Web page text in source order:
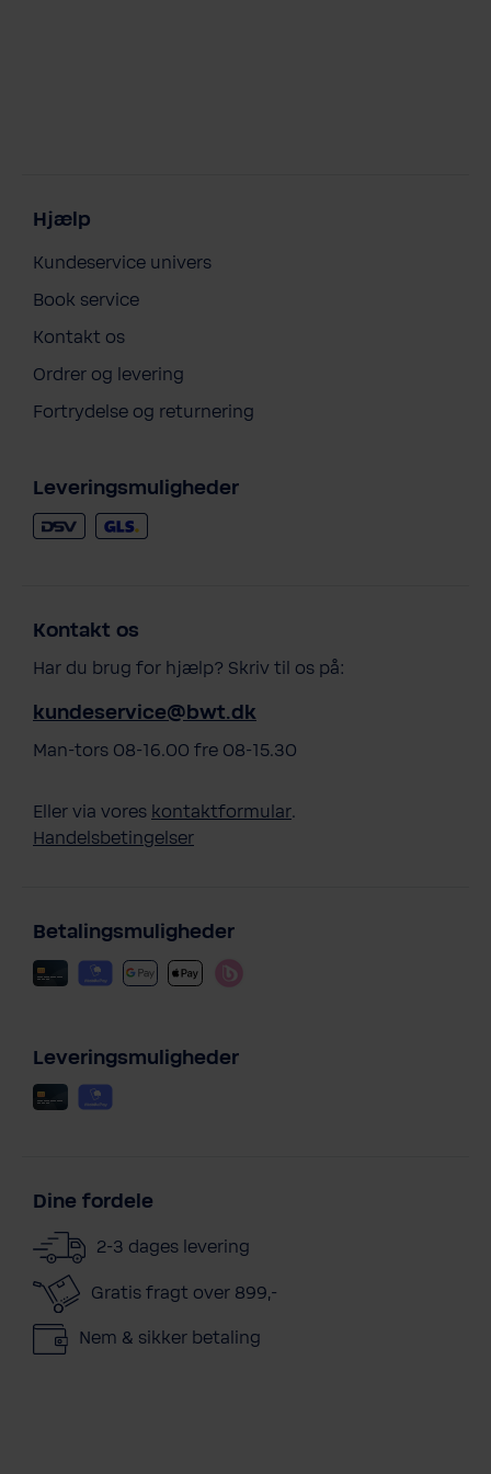
Hjælp
Kundeservice univers
Book service
Kontakt os
Ordrer og levering
Fortrydelse og returnering
Leveringsmuligheder
Kontakt os
Har du brug for hjælp? Skriv til os på:
kundeservice@bwt.dk
Man-tors 08-16.00 fre 08-15.30
Eller via vores kontaktformular.
Handelsbetingelser
Betalingsmuligheder
Leveringsmuligheder
Dine fordele
2-3 dages levering
Gratis fragt over 899,-
Nem & sikker betaling